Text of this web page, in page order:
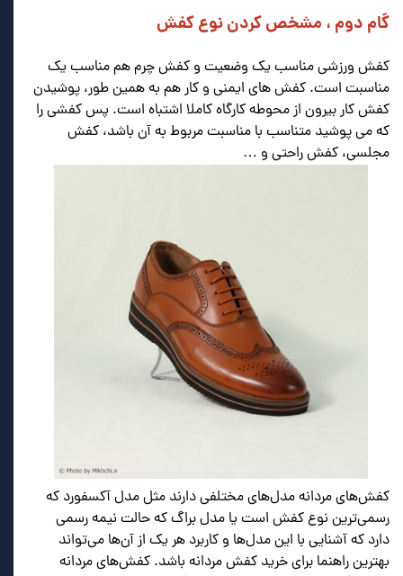
گام دوم ، مشخص کردن نوع کفش
کفش ورزشی مناسب یک وضعیت و کفش چرم هم مناسب یک
مناسبت است. کفش های ایمنی و کار هم به همین طور، پوشیدن
کفش کار بیرون از محوطه کارگاه کاملا اشتباه است. پس کفشی را
که می پوشید متناسب با مناسبت مربوط به آن باشد، کفش
مجلسی، کفش راحتی و …
کفش‌های مردانه مدل‌های مختلفی دارند مثل مدل آکسفورد که
رسمی‌ترین نوع کفش است یا مدل براگ که حالت نیمه رسمی
دارد که آشنایی با این مدل‌ها و کاربرد هر یک از آن‌ها می‌تواند
بهترین راهنما برای خرید کفش مردانه باشد. کفش‌های مردانه